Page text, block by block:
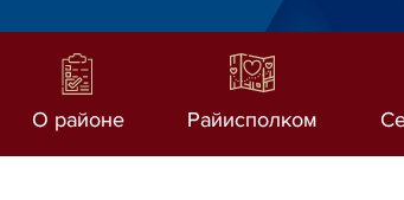
О районе Райисполком